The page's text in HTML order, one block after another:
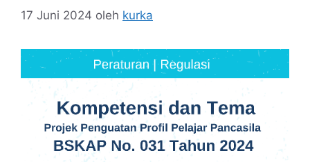
17 Juni 2024 oleh kurka